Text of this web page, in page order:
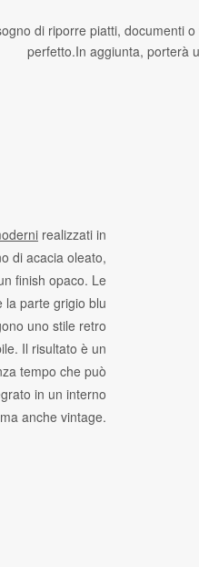
di riporre piatti, documenti
perfetto.In aggiunta, porterà
realizzati in
di acacia oleato,
finish opaco. Le
la parte grigio blu
uno stile retro
Il risultato è un
tempo che può
in un interno
anche vintage.